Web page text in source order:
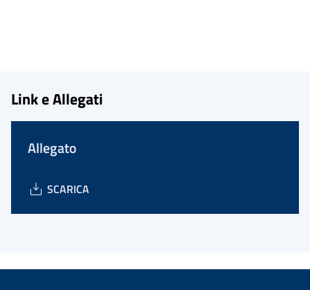
Link e Allegati
Allegato
SCARICA